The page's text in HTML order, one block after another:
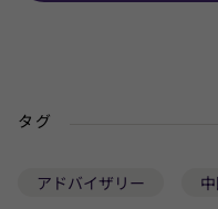
タグ
アドバイザリー